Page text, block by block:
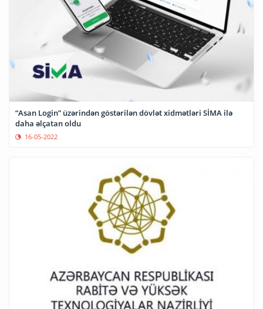
“Asan Login” üzərindən göstərilən dövlət xidmətləri SİMA ilə
16-05-2022